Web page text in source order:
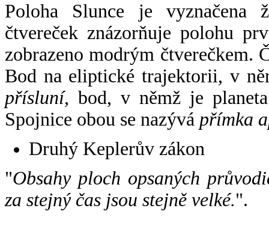
Poloha Slunce je vyznačena
čtvereček znázorňuje polohu
zobrazeno modrým čtverečkem.
Bod na eliptické trajektorii, v
přísluní, bod, v němž je
Spojnice obou se nazývá přímka
Druhý Keplerův zákon
"Obsahy ploch opsaných
za stejný čas jsou stejně velké.".